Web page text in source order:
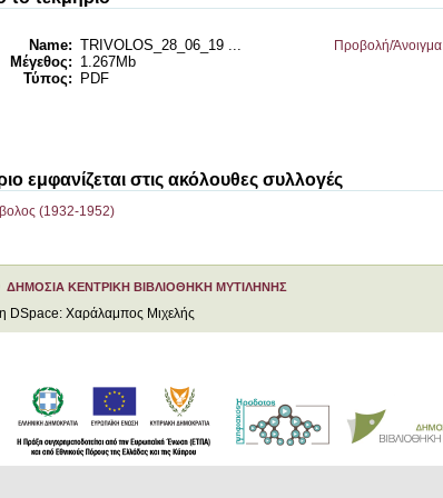
Name: TRIVOLOS_28_06_19 ...
Μέγεθος: 1.267Mb
Τύπος:
PDF
Προβολή/Άνοιγμα
εμφανίζεται στις ακόλουθες συλλογές
(1932-1952)
ΔΗΜΟΣΙΑ ΚΕΝΤΡΙΚΗ ΒΙΒΛΙΟΘΗΚΗ ΜΥΤΙΛΗΝΗΣ
DSpace: Χαράλαμπος Μιχελής